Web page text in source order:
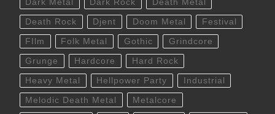
Dark Metal Dark Rock Death Metal
Death Rock Djent Doom Metal Festival
FIlm Folk Metal Gothic Grindcore
Grunge Hardcore Hard Rock
Heavy Metal Hellpower Party Industrial
Melodic Death Metal Metalcore